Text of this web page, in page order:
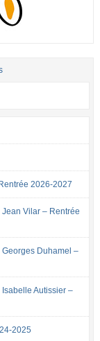
2026-2027
Vilar – Rentrée
Georges Duhamel –
Autissier –
2025